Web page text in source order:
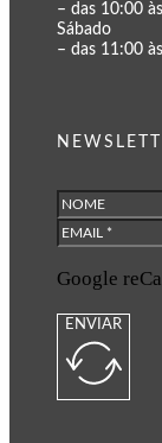
– das 10:00
Sábado
– das 11:00
Google
ENVIAR